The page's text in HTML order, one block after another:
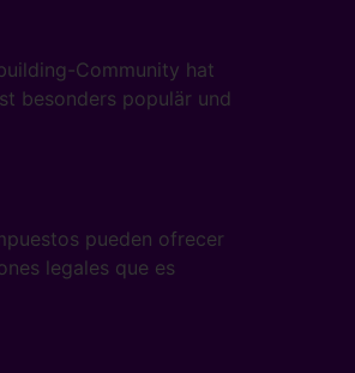
Community hat
besonders populär und
pueden ofrecer
legales que es